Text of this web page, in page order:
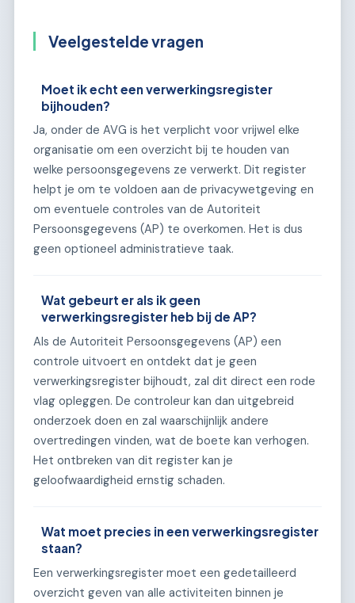
Veelgestelde vragen
Moet ik echt een verwerkingsregister
bijhouden?
Ja, onder de AVG is het verplicht voor vrijwel elke
organisatie om een overzicht bij te houden van
welke persoonsgegevens ze verwerkt. Dit register
helpt je om te voldoen aan de privacywetgeving en
om eventuele controles van de Autoriteit
Persoonsgegevens (AP) te overkomen. Het is dus
geen optioneel administratieve taak.
Wat gebeurt er als ik geen
verwerkingsregister heb bij de AP?
Als de Autoriteit Persoonsgegevens (AP) een
controle uitvoert en ontdekt dat je geen
verwerkingsregister bijhoudt, zal dit direct een rode
vlag opleggen. De controleur kan dan uitgebreid
onderzoek doen en zal waarschijnlijk andere
overtredingen vinden, wat de boete kan verhogen.
Het ontbreken van dit register kan je
geloofwaardigheid ernstig schaden.
Wat moet precies in een verwerkingsregister
staan?
Een verwerkingsregister moet een gedetailleerd
overzicht geven van alle activiteiten binnen je